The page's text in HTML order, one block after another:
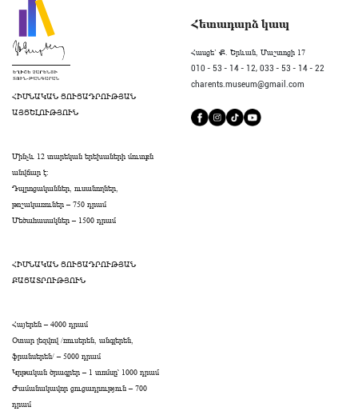
ՀԻՄՆԱԿԱՆ ՑՈՒՑԱԴՐՈՒԹՅԱՆ
ԱՅՑԵԼՈՒԹՅՈՒՆ
Մինչև 12 տարեկան երեխաների մուտքն
անվճար է։
Դպրոցականներ, ուսանողներ,
թոշակառուներ – 750 դրամ
Մեծահասակներ – 1500 դրամ
ՀԻՄՆԱԿԱՆ ՑՈՒՑԱԴՐՈՒԹՅԱՆ
ԲԱՑԱՏՐՈՒԹՅՈՒՆ
Հայերեն – 4000 դրամ
Օտար լեզվով /ռուսերեն, անգլերեն,
ֆրանսերեն/ – 5000 դրամ
Կրթական ծրագրեր – 1 տոմսը՝ 1000 դրամ
Ժամանակավոր ցուցադրություն – 700
դրամ
Հետադարձ կապ
Հասցե` Ք. Երևան, Մաշտոցի 17
010 - 53 - 14 - 12, 033 - 53 - 14 - 22
charents.museum@gmail.com